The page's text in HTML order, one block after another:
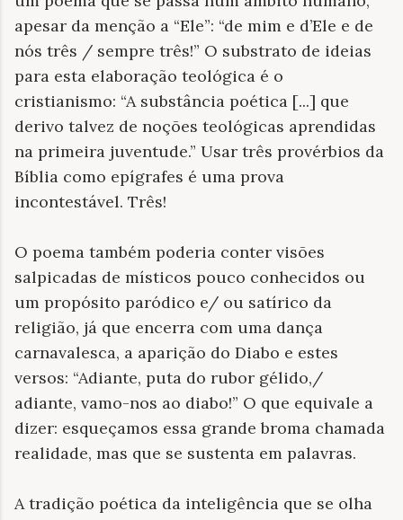
apesar da menção a “Ele”: “de mim e d’Ele e de
nós três / sempre três!” O substrato de ideias
para esta elaboração teológica é o
cristianismo: “A substância poética [...] que
derivo talvez de noções teológicas aprendidas
na primeira juventude.” Usar três provérbios da
Bíblia como epígrafes é uma prova
incontestável. Três!
O poema também poderia conter visões
salpicadas de místicos pouco conhecidos ou
um propósito paródico e/ ou satírico da
religião, já que encerra com uma dança
carnavalesca, a aparição do Diabo e estes
versos: “Adiante, puta do rubor gélido,/
adiante, vamo-nos ao diabo!” O que equivale a
dizer: esqueçamos essa grande broma chamada
realidade, mas que se sustenta em palavras.
A tradição poética da inteligência que se olha